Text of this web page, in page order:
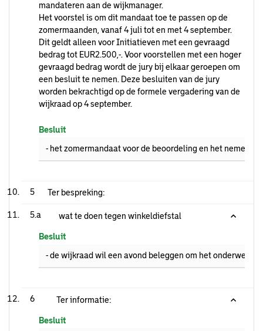
mandateren aan de wijkmanager.
Het voorstel is om dit mandaat toe te passen op de
zomermaanden, vanaf 4 juli tot en met 4 september.
Dit geldt alleen voor Initiatieven met een gevraagd
bedrag tot EUR2.500,-. Voor voorstellen met een hoger
gevraagd bedrag wordt de jury bij elkaar geroepen om
een besluit te nemen. Deze besluiten van de jury
worden bekrachtigd op de formele vergadering van de
wijkraad op 4 september.
Besluit
- het zomermandaat voor de beoordeling en het nemen
5 Ter bespreking:
5.a wat te doen tegen winkeldiefstal
Besluit
- de wijkraad wil een avond beleggen om het onderwerp
6 Ter informatie:
Besluit